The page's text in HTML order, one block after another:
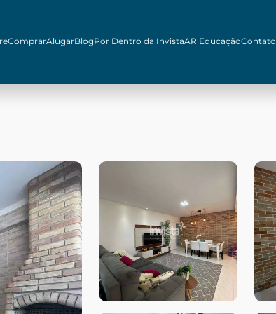
ComprarAlugarBlogPor Dentro da InvistaAR EducaçãoContato